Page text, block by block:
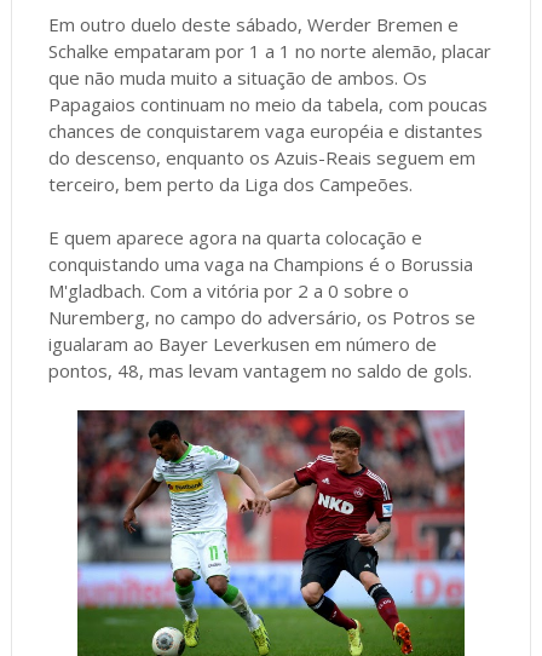
Em outro duelo deste sábado, Werder Bremen e
Schalke empataram por 1 a 1 no norte alemão, placar
que não muda muito a situação de ambos. Os
Papagaios continuam no meio da tabela, com poucas
chances de conquistarem vaga européia e distantes
do descenso, enquanto os Azuis-Reais seguem em
terceiro, bem perto da Liga dos Campeões.
E quem aparece agora na quarta colocação e
conquistando uma vaga na Champions é o Borussia
M'gladbach. Com a vitória por 2 a 0 sobre o
Nuremberg, no campo do adversário, os Potros se
igualaram ao Bayer Leverkusen em número de
pontos, 48, mas levam vantagem no saldo de gols.